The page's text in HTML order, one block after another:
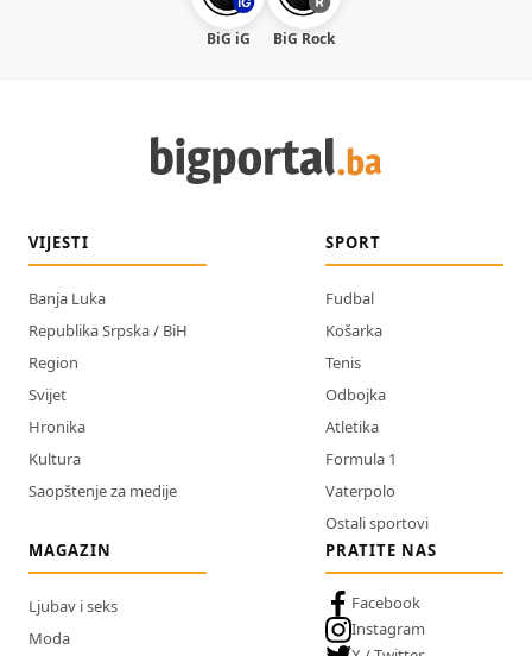
BiG iG BiG Rock
VIJESTI
Banja Luka
Republika Srpska / BiH
Region
Svijet
Hronika
Kultura
Saopštenje za medije
SPORT
Fudbal
Košarka
Tenis
Odbojka
Atletika
Formula 1
Vaterpolo
Ostali sportovi
MAGAZIN
Ljubav i seks
Moda
PRATITE NAS
Facebook
Instagram